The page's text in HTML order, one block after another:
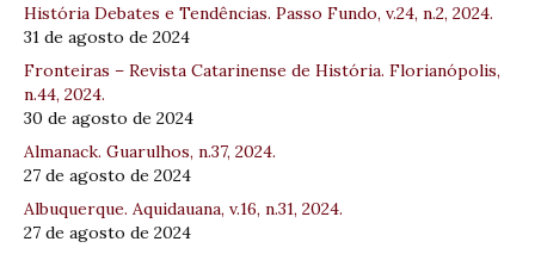
História Debates e Tendências. Passo Fundo, v.24, n.2, 2024.
31 de agosto de 2024
Fronteiras – Revista Catarinense de História. Florianópolis,
n.44, 2024.
30 de agosto de 2024
Almanack. Guarulhos, n.37, 2024.
27 de agosto de 2024
Albuquerque. Aquidauana, v.16, n.31, 2024.
27 de agosto de 2024